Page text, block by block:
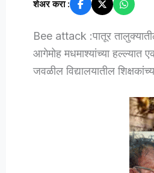
शेअर करा :
Bee attack :पातूर
आगेमोह मधमाश्यांच्या हल्ल्यात
जवळील विद्यालयातील